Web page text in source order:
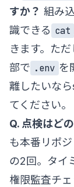
すか？ 組み
識できる cat
きます。た
部で .env を
離したいなら
てください。
Q. 点検はど
も本番リポ
の2回。タイ
権限監査チ